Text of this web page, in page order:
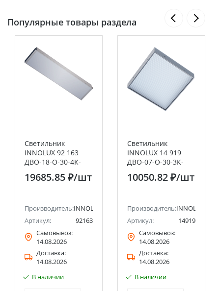
Популярные товары раздела
Светильник
INNOLUX 92 163
ДВО-18-O-30-4К-
IP54-CLIP-IN-A1
19685.85 ₽/шт
Производитель:INNOLUX
Артикул:
92163
Самовывоз:
14.08.2026
Доставка:
14.08.2026
В наличии
Светильник
INNOLUX 14 919
ДВО-07-О-30-3К-
10050.82 ₽/шт
Производитель:INNOLUX
Артикул:
14919
Самовывоз:
14.08.2026
Доставка:
14.08.2026
В наличии